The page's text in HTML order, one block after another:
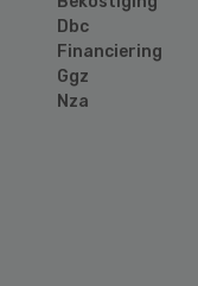
Dbc
Financiering
Ggz
Nza